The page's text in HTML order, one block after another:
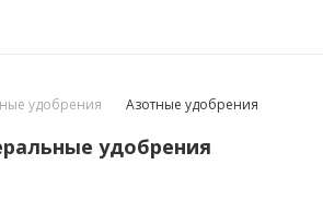
удобрения Азотные удобрения
удобрения